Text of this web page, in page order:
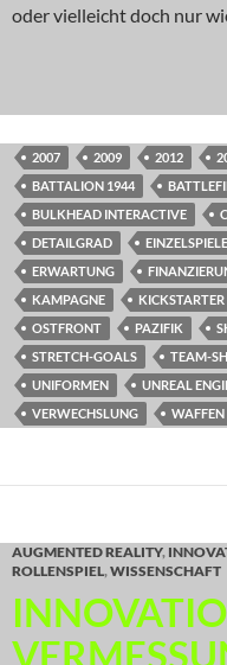
oder vielleicht doch nur
2007 2009 2012
BATTALION 1944
BULKHEAD INTERACTIVE
DETAILGRAD
ERWARTUNG
KAMPAGNE
KICKSTARTER
OSTFRONT
PAZIFIK
STRETCH-GOALS
TEAM-
UNIFORMEN
UNREAL
VERWECHSLUNG
WAFFEN
AUGMENTED REALITY,
ROLLENSPIEL,WISSENSCHAFT